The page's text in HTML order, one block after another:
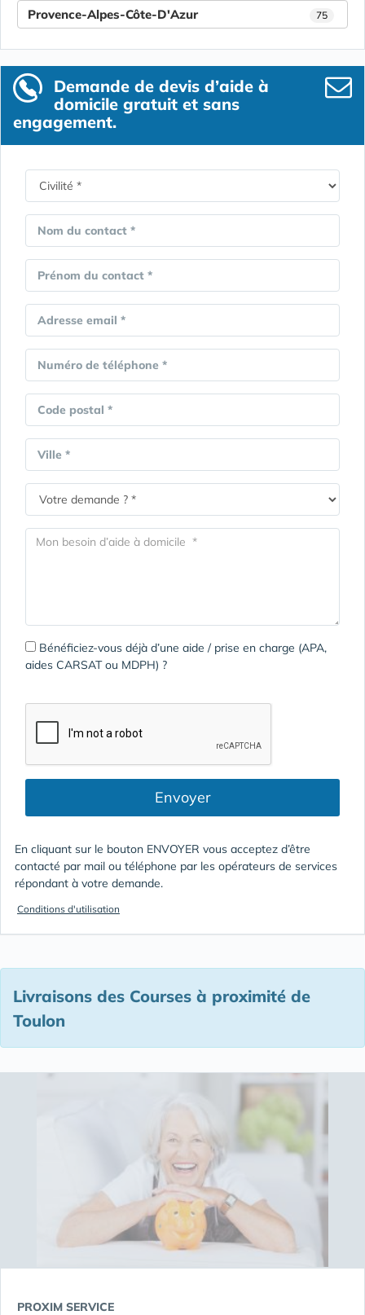
Provence-Alpes-Côte-D'Azur 75
Demande de devis d’aide à
domicile gratuit et sans
engagement.
Nom du contact *
Prénom du contact *
Adresse email *
Numéro de téléphone *
Code postal *
Ville *
Bénéficiez-vous déjà d’une aide / prise en charge (APA,
aides CARSAT ou MDPH) ?
Envoyer
En cliquant sur le bouton ENVOYER vous acceptez d’être
contacté par mail ou téléphone par les opérateurs de services
répondant à votre demande.
Conditions d'utilisation
Livraisons des Courses à proximité de
Toulon
PROXIM SERVICE